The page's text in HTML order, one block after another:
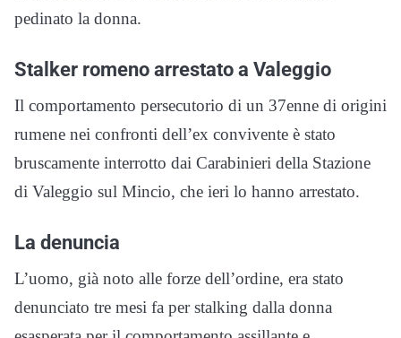
pedinato la donna.
Stalker romeno arrestato a Valeggio
Il comportamento persecutorio di un 37enne di origini
rumene nei confronti dell’ex convivente è stato
bruscamente interrotto dai Carabinieri della Stazione
di Valeggio sul Mincio, che ieri lo hanno arrestato.
La denuncia
L’uomo, già noto alle forze dell’ordine, era stato
denunciato tre mesi fa per stalking dalla donna